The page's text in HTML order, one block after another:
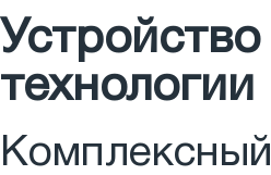
технологии